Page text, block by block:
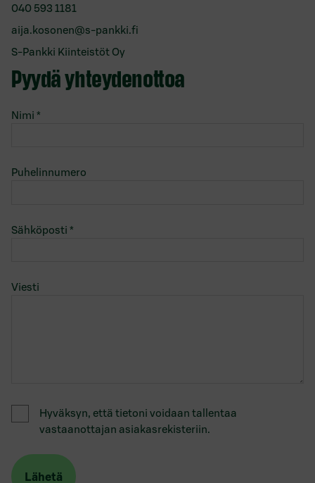
040 593 1181
aija.kosonen@s-pankki.fi
S-Pankki Kiinteistöt Oy
Pyydä yhteydenottoa
Nimi *
Puhelinnumero
Sähköposti *
Viesti
Hyväksyn, että tietoni voidaan tallentaa
vastaanottajan asiakasrekisteriin.